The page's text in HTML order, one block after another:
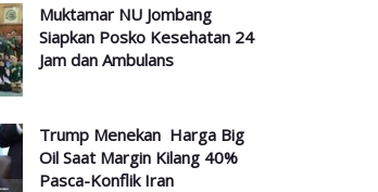
Muktamar NU Jombang
Siapkan Posko Kesehatan 24
Jam dan Ambulans
Trump Menekan Harga Big
Oil Saat Margin Kilang 40%
Pasca-Konflik Iran